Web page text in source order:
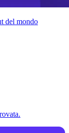
del mondo